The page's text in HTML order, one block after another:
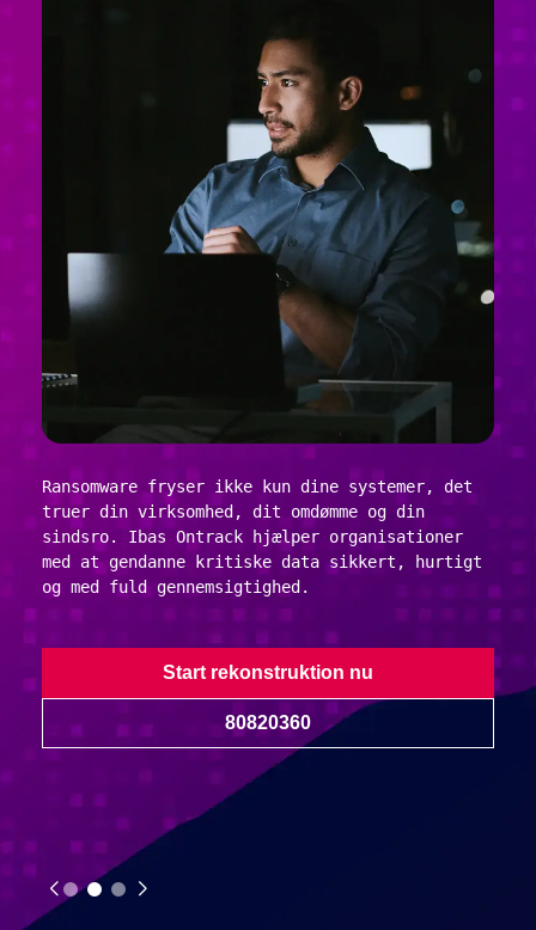
Ransomware fryser ikke kun dine systemer, det
truer din virksomhed, dit omdømme og din
sindsro. Ibas Ontrack hjælper organisationer
med at gendanne kritiske data sikkert, hurtigt
og med fuld gennemsigtighed.
Start rekonstruktion nu
80820360